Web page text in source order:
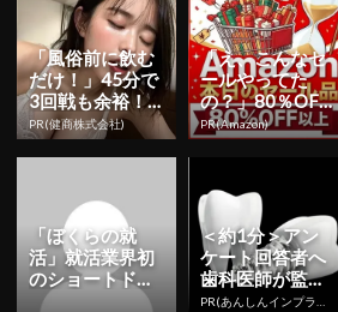
「風俗前に飲む
だけ！」45分で
3回戦も余裕！1
日31円で朝まで
絶好調
PR(健商株式会社)
「え、こんなセ
ールやってた
の？」80％OFF
以上が続々登
場！Amazonの本
PR(Amazon)
「ぼくらの就
活」就活業界初
のショートドラ
マシリーズを本
＜約1分＞アン
ケート回答者へ
歯科医師が監修
したガイドブッ
PR(あんしんインプラント)